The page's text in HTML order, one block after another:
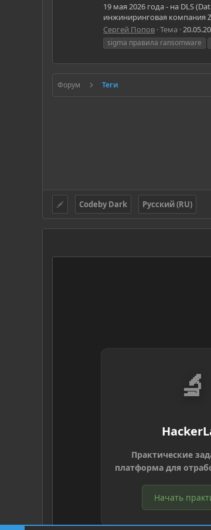
19 мая 2026 года - на DLS
инжиниринговая компания
Сергей Попов Тема
sigma правила ransomware
Форум Теги
Codeby Dark Русский (RU)
🔬
Практические
платформа для
Начать